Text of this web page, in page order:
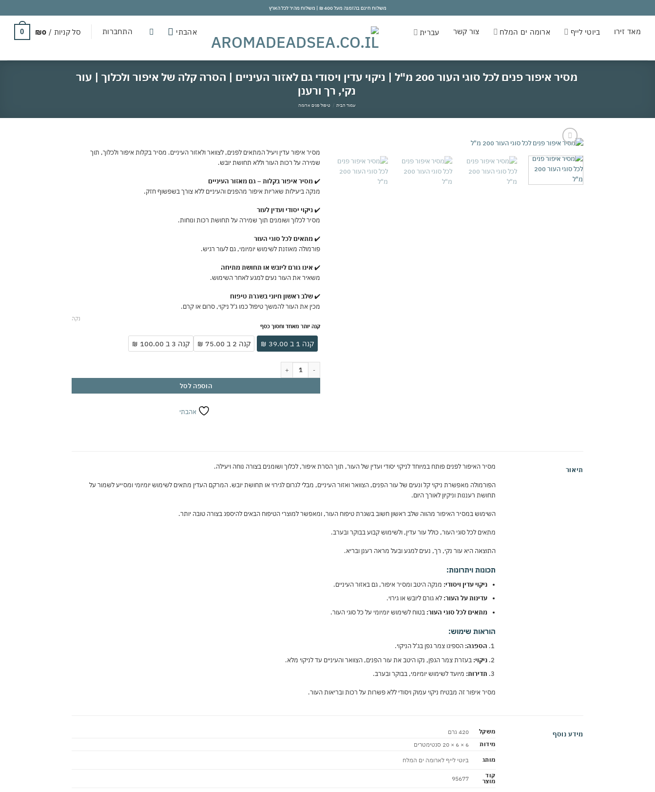
to
משלוח חינם בהזמנה מעל 400 ₪ | משלוח מהיר לכל הארץ
מאד זירו ביוטי לייף ארומה ים המלח צור קשר עברית אהבתי התחברות סל קניות / ₪0
0
מסיר איפור פנים לכל סוגי העור 200 מ"ל | ניקוי עדין ויסודי גם לאזור העיניים | הסרה קלה של איפור ולכלוך | עור
נקי, רך ורענן
עמוד הבית / טיפול פנים ארומה
אהבתי
מסיר איפור עדין ויעיל המתאים לפנים, לצוואר ולאזור העיניים. מסיר בקלות איפור ולכלוך, תוך
שמירה על רכות העור וללא תחושת יובש.
✔️מסיר איפור בקלות – גם מאזור העיניים
מנקה ביעילות שאריות איפור מהפנים והעיניים ללא צורך בשפשוף חזק.
✔️ניקוי יסודי ועדין לעור
מסיר לכלוך ושומנים תוך שמירה על תחושת רכות ונוחות.
✔️מתאים לכל סוגי העור
פורמולה מאוזנת לשימוש יומיומי, גם לעור רגיש.
✔️ אינו גורם ליובש או תחושת מתיחה
משאיר את העור נעים למגע לאחר השימוש.
✔️שלב ראשון חיוני בשגרת טיפוח
מכין את העור להמשך טיפול כמו ג'ל ניקוי, סרום או קרם.
קנה יותר מאחד וחסוך כסף
קנה 1 ב 39.00 ₪ קנה 2 ב 75.00 ₪ קנה 3 ב 100.00 ₪
נקה
הוספה לסל
אהבתי
תיאור מסיר האיפור לפנים פותח במיוחד לניקוי יסודי ועדין של העור, תוך הסרת איפור, לכלוך ושומנים בצורה נוחה ויעילה.
הפורמולה מאפשרת ניקוי קל ונעים של עור הפנים, הצוואר ואזור העיניים, מבלי לגרום לגירוי או תחושת יובש. המרקם העדין מתאים לשימוש יומיומי ומסייע לשמור על
תחושת רעננות וניקיון לאורך היום.
השימוש במסיר האיפור מהווה שלב ראשון חשוב בשגרת טיפוח העור, ומאפשר למוצרי הטיפוח הבאים להיספג בצורה טובה יותר.
מתאים לכל סוגי העור, כולל עור עדין, ולשימוש קבוע בבוקר ובערב.
התוצאה היא עור נקי, רך, נעים למגע ובעל מראה רענן ובריא.
תכונות ויתרונות:
ניקוי עדין ויסודי: מנקה היטב ומסיר איפור, גם באזור העיניים.
עדינות על העור: לא גורם ליובש או גירוי.
מתאים לכל סוגי העור: בטוח לשימוש יומיומי על כל סוגי העור.
הוראות שימוש:
הספגה: הספיגו צמר גפן בג'ל הניקוי.
ניקוי: בעזרת צמר הגפן, נקו היטב את עור הפנים, הצוואר והעיניים עד לניקוי מלא.
תדירות: מיועד לשימוש יומיומי, בבוקר ובערב.
מסיר איפור זה מבטיח ניקוי עמוק ויסודי ללא פשרות על רכות ובריאות העור.
מידע נוסף משקל
420 גרם
מידות
6 × 6 × 20 סנטימטרים
מותג ביוטי לייף לארומה ים המלח
קוד
מוצר
95677